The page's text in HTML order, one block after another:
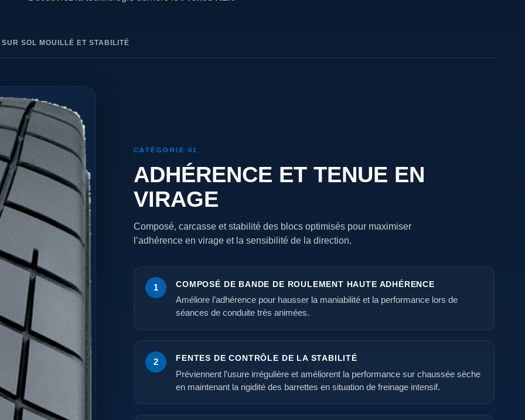
SOL MOUILLÉ ET STABILITÉ
CATÉGORIE 01
ADHÉRENCE ET TENUE EN
VIRAGE
Composé, carcasse et stabilité des blocs optimisés pour maximiser
l’adhérence en virage et la sensibilité de la direction.
1 COMPOSÉ DE BANDE DE ROULEMENT HAUTE ADHÉRENCE
Améliore l’adhérence pour hausser la maniabilité et la performance lors de
séances de conduite très animées.
2 FENTES DE CONTRÔLE DE LA STABILITÉ
Préviennent l’usure irrégulière et améliorent la performance sur chaussée sèche
en maintenant la rigidité des barrettes en situation de freinage intensif.